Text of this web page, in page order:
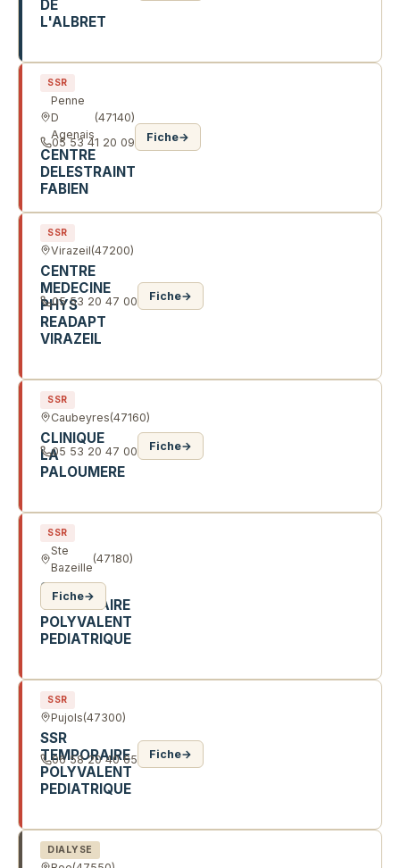
DE
L'ALBRET
SSR
Penne
D
Agenais
(47140)
CENTRE
DELESTRAINT
FABIEN
05 53 41 20 09 Fiche→
SSR
Virazeil(47200)
CENTRE
MEDECINE
PHYS
READAPT
VIRAZEIL
05 53 20 47 00 Fiche→
SSR
Caubeyres(47160)
CLINIQUE
LA
PALOUMERE
05 53 20 47 00 Fiche→
SSR
Ste
Bazeille
(47180)
SSR
TEMPORAIRE
POLYVALENT
PEDIATRIQUE
Fiche→
SSR
Pujols(47300)
SSR
TEMPORAIRE
POLYVALENT
PEDIATRIQUE
06 58 20 40 65 Fiche→
DIALYSE